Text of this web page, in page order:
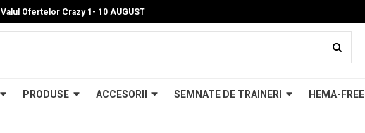
Valul Ofertelor Crazy 1- 10 AUGUST
PRODUSE ACCESORII SEMNATE DE TRAINERI HEMA-FREE